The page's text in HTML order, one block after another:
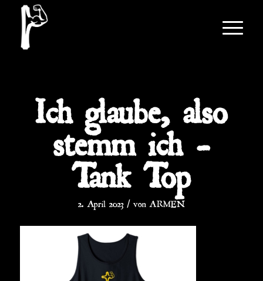
Ich glaube, also
stemm ich –
Tank Top
2. April 2023 / ARMEN